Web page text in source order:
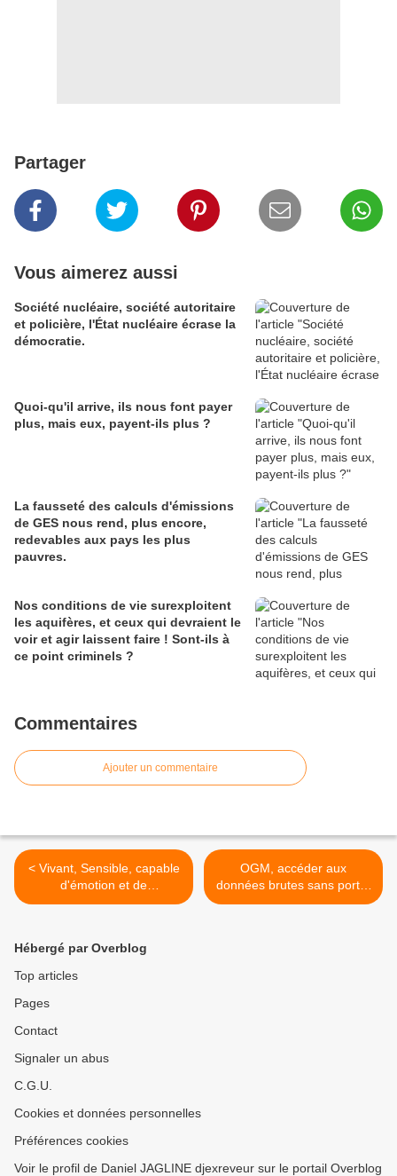
Partager
Vous aimerez aussi
Société nucléaire, société autoritaire
et policière, l'État nucléaire écrase la
démocratie.
Quoi-qu'il arrive, ils nous font payer
plus, mais eux, payent-ils plus ?
La fausseté des calculs d'émissions
de GES nous rend, plus encore,
redevables aux pays les plus
pauvres.
Nos conditions de vie surexploitent
les aquifères, et ceux qui devraient le
voir et agir laissent faire ! Sont-ils à
ce point criminels ?
Commentaires
Ajouter un commentaire
< Vivant, Sensible, capable
d'émotion et de
souffrances, l'animal n'est
OGM, accéder aux
données brutes sans porter
atteinte aux secrets
Hébergé par Overblog
Top articles
Pages
Contact
Signaler un abus
C.G.U.
Cookies et données personnelles
Préférences cookies
Voir le profil de Daniel JAGLINE djexreveur sur le portail Overblog